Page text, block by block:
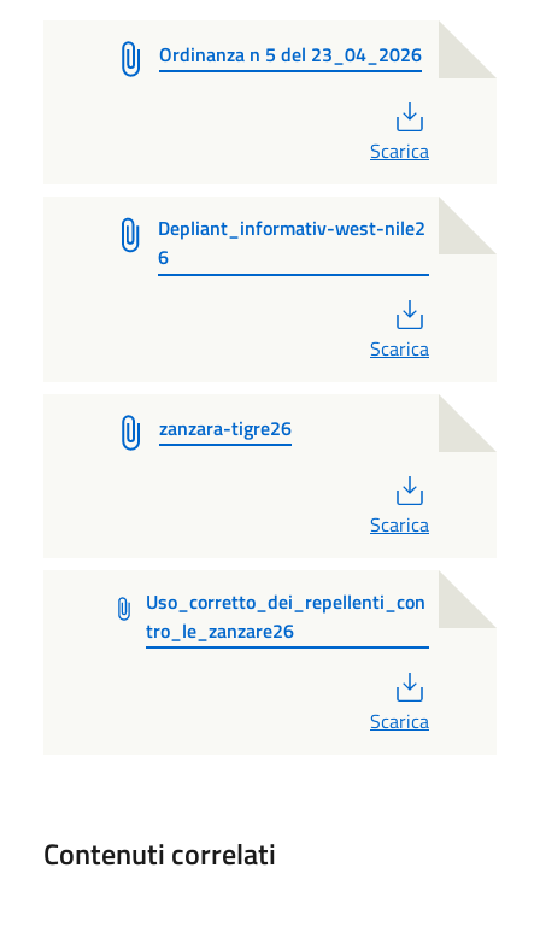
Ordinanza n 5 del 23_04_2026
Scarica
Depliant_informativ-west-nile2
6
Scarica
zanzara-tigre26
Scarica
Uso_corretto_dei_repellenti_con
tro_le_zanzare26
Scarica
Contenuti correlati